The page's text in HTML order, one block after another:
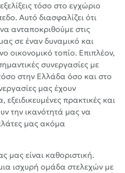
τόσο στο εγχώριο
Αυτό διασφαλίζει ότι
ανταποκριθούμε στις
σε έναν δυναμικό και
οικονομικό τοπίο. Επιπλέον,
συνεργασίες με
στην Ελλάδα όσο και στο
μας έχουν
εξειδικευμένες πρακτικές και
την ικανότητά μας να
μας ακόμα
είναι καθοριστική.
ισχυρή ομάδα στελεχών με